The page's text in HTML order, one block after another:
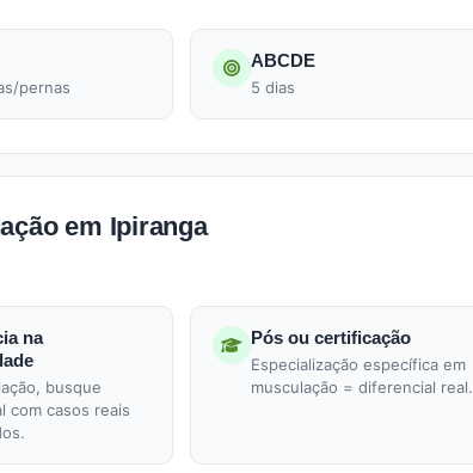
pernas
ABCDE
5 dias
em Ipiranga
na
busque
com casos reais
Pós ou certificação
Especialização específica em
musculação = diferencial real.